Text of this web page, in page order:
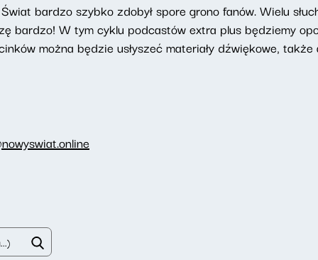
bardzo szybko zdobył spore grono fanów. Wielu
bardzo! W tym cyklu podcastów extra plus będziemy
można będzie usłyszeć materiały dźwiękowe,